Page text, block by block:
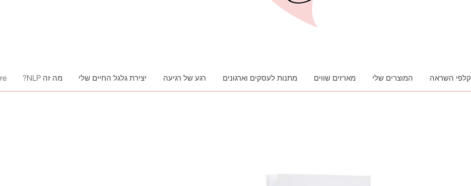
קלפי השראה המוצרים שלי מארזים שווים מתנות לעסקים וארגונים רגע של רגיעה יצירת גלגל החיים שלי מה זה NLP?